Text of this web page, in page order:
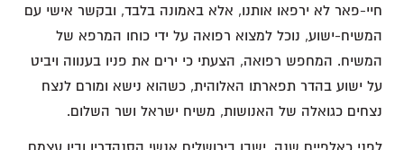
חיי-פאר לא ירפאו אותנו, אלא באמונה בלבד, ובקשר אישי עם
המשיח-ישוע, נוכל למצוא רפואה על ידי כוחו המרפא של
המשיח. המחפש רפואה, הצעתי כי ירים את פניו בענווה ויביט
על ישוע בהדר תפארתו האלוהית, כשהוא נישא ומורם לנצח
נצחים כגואלה של האנושות, משיח ישראל ושר השלום.